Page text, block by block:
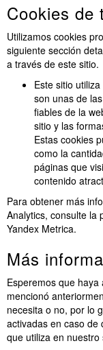
Cookies de
Utilizamos cookies
siguiente sección
a través de este sitio.
Este sitio utiliza
son unas de
fiables de la
sitio y las
Estas cookies
como la
páginas que
contenido
Para obtener más
Analytics, consulte la
Yandex Metrica.
Más
Esperemos que
mencionó
necesita o no, por lo
activadas en caso de
que utiliza en nuestro